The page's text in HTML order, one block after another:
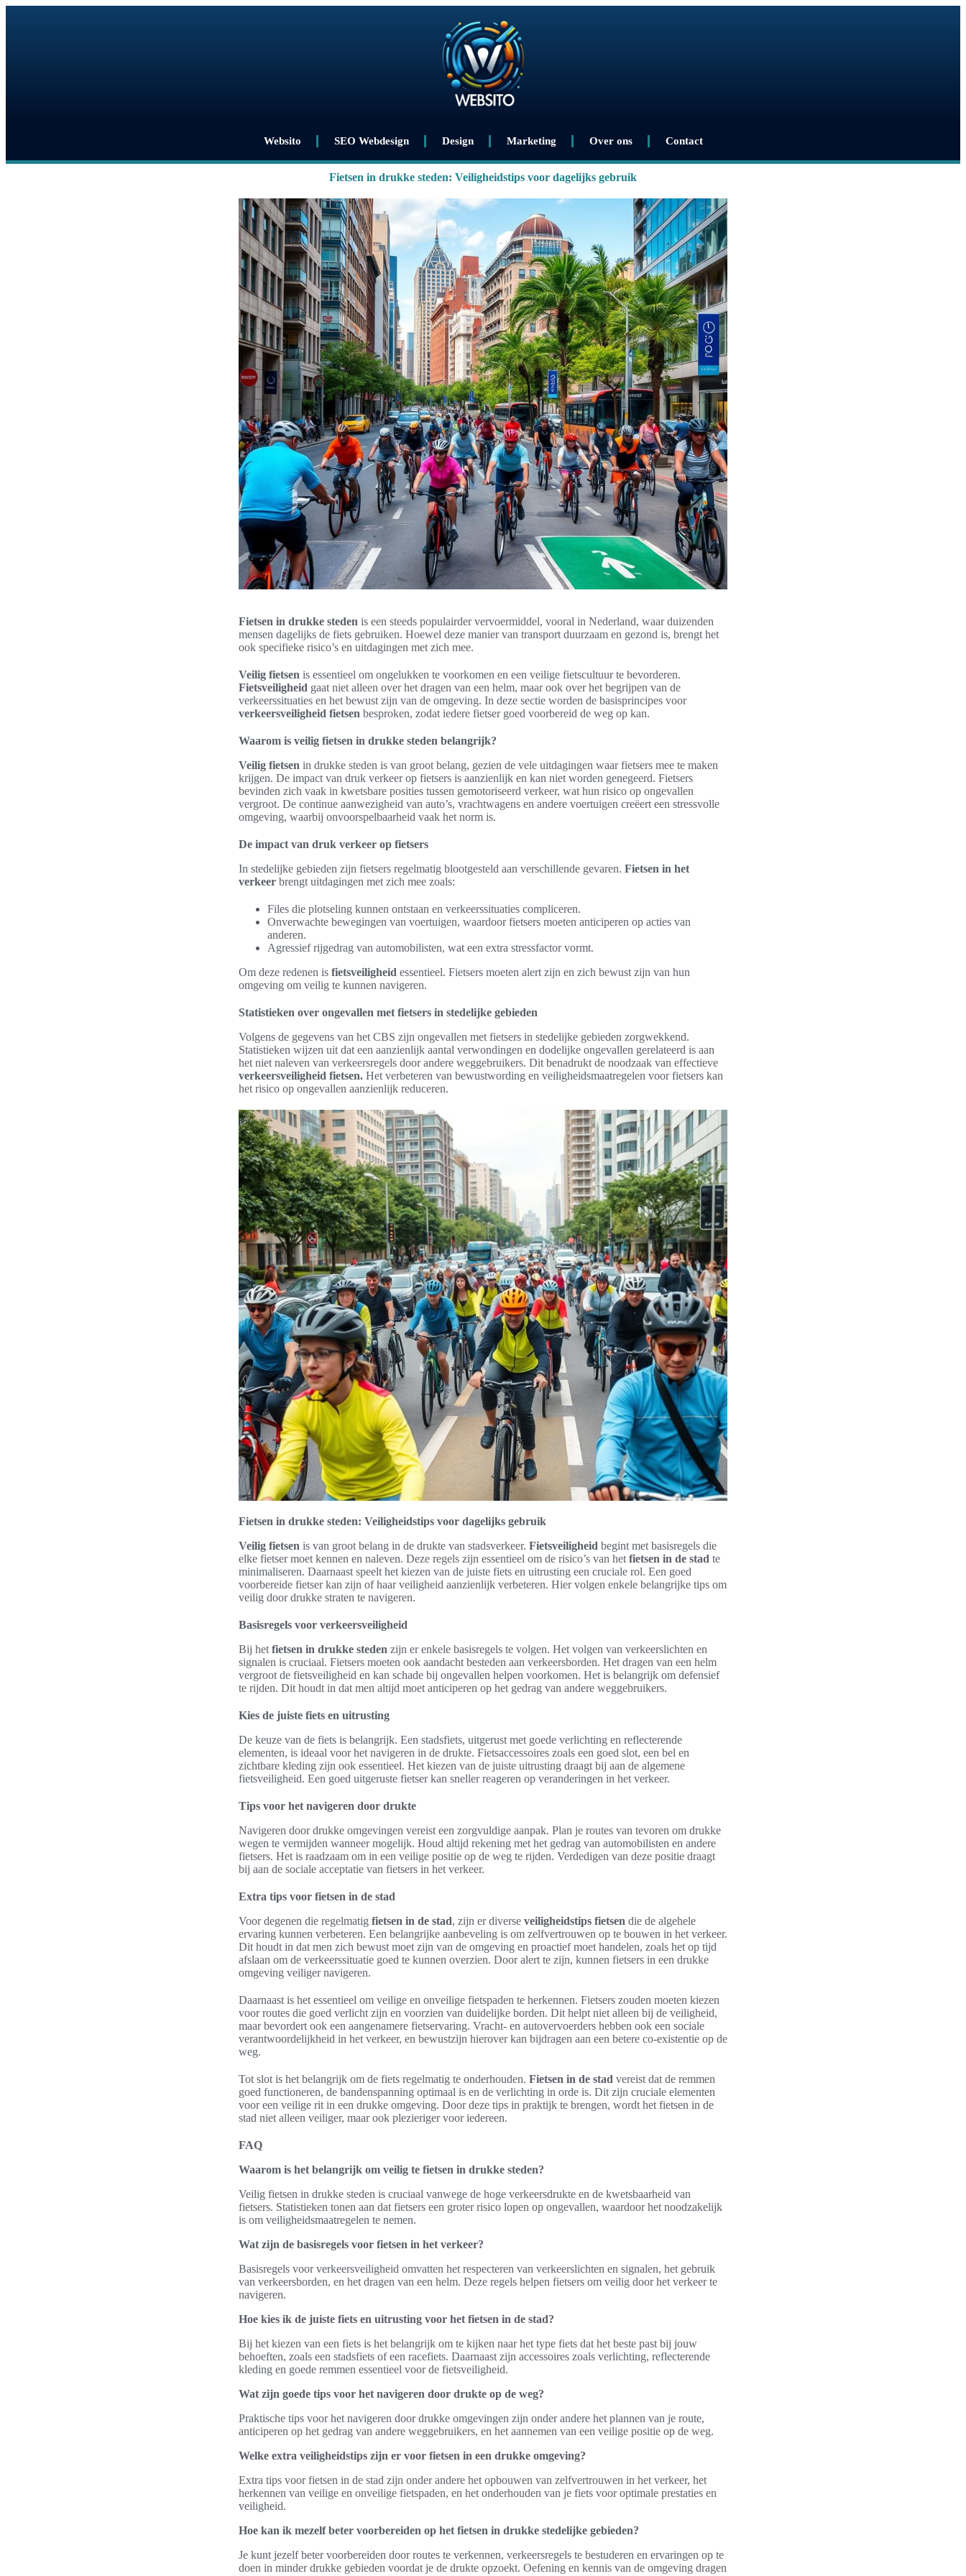
Websito SEO Webdesign Design Marketing Over ons Contact
Fietsen in drukke steden: Veiligheidstips voor dagelijks gebruik
Fietsen in drukke steden is een steeds populairder vervoermiddel, vooral in Nederland, waar duizenden
mensen dagelijks de fiets gebruiken. Hoewel deze manier van transport duurzaam en gezond is, brengt het
ook specifieke risico’s en uitdagingen met zich mee.
Veilig fietsen is essentieel om ongelukken te voorkomen en een veilige fietscultuur te bevorderen.
Fietsveiligheid gaat niet alleen over het dragen van een helm, maar ook over het begrijpen van de
verkeerssituaties en het bewust zijn van de omgeving. In deze sectie worden de basisprincipes voor
verkeersveiligheid fietsen besproken, zodat iedere fietser goed voorbereid de weg op kan.
Waarom is veilig fietsen in drukke steden belangrijk?
Veilig fietsen in drukke steden is van groot belang, gezien de vele uitdagingen waar fietsers mee te maken
krijgen. De impact van druk verkeer op fietsers is aanzienlijk en kan niet worden genegeerd. Fietsers
bevinden zich vaak in kwetsbare posities tussen gemotoriseerd verkeer, wat hun risico op ongevallen
vergroot. De continue aanwezigheid van auto’s, vrachtwagens en andere voertuigen creëert een stressvolle
omgeving, waarbij onvoorspelbaarheid vaak het norm is.
De impact van druk verkeer op fietsers
In stedelijke gebieden zijn fietsers regelmatig blootgesteld aan verschillende gevaren. Fietsen in het
verkeer brengt uitdagingen met zich mee zoals:
Files die plotseling kunnen ontstaan en verkeerssituaties compliceren.
Onverwachte bewegingen van voertuigen, waardoor fietsers moeten anticiperen op acties van
anderen.
Agressief rijgedrag van automobilisten, wat een extra stressfactor vormt.
Om deze redenen is fietsveiligheid essentieel. Fietsers moeten alert zijn en zich bewust zijn van hun
omgeving om veilig te kunnen navigeren.
Statistieken over ongevallen met fietsers in stedelijke gebieden
Volgens de gegevens van het CBS zijn ongevallen met fietsers in stedelijke gebieden zorgwekkend.
Statistieken wijzen uit dat een aanzienlijk aantal verwondingen en dodelijke ongevallen gerelateerd is aan
het niet naleven van verkeersregels door andere weggebruikers. Dit benadrukt de noodzaak van effectieve
verkeersveiligheid fietsen. Het verbeteren van bewustwording en veiligheidsmaatregelen voor fietsers kan
het risico op ongevallen aanzienlijk reduceren.
Fietsen in drukke steden: Veiligheidstips voor dagelijks gebruik
Veilig fietsen is van groot belang in de drukte van stadsverkeer. Fietsveiligheid begint met basisregels die
elke fietser moet kennen en naleven. Deze regels zijn essentieel om de risico’s van het fietsen in de stad te
minimaliseren. Daarnaast speelt het kiezen van de juiste fiets en uitrusting een cruciale rol. Een goed
voorbereide fietser kan zijn of haar veiligheid aanzienlijk verbeteren. Hier volgen enkele belangrijke tips om
veilig door drukke straten te navigeren.
Basisregels voor verkeersveiligheid
Bij het fietsen in drukke steden zijn er enkele basisregels te volgen. Het volgen van verkeerslichten en
signalen is cruciaal. Fietsers moeten ook aandacht besteden aan verkeersborden. Het dragen van een helm
vergroot de fietsveiligheid en kan schade bij ongevallen helpen voorkomen. Het is belangrijk om defensief
te rijden. Dit houdt in dat men altijd moet anticiperen op het gedrag van andere weggebruikers.
Kies de juiste fiets en uitrusting
De keuze van de fiets is belangrijk. Een stadsfiets, uitgerust met goede verlichting en reflecterende
elementen, is ideaal voor het navigeren in de drukte. Fietsaccessoires zoals een goed slot, een bel en
zichtbare kleding zijn ook essentieel. Het kiezen van de juiste uitrusting draagt bij aan de algemene
fietsveiligheid. Een goed uitgeruste fietser kan sneller reageren op veranderingen in het verkeer.
Tips voor het navigeren door drukte
Navigeren door drukke omgevingen vereist een zorgvuldige aanpak. Plan je routes van tevoren om drukke
wegen te vermijden wanneer mogelijk. Houd altijd rekening met het gedrag van automobilisten en andere
fietsers. Het is raadzaam om in een veilige positie op de weg te rijden. Verdedigen van deze positie draagt
bij aan de sociale acceptatie van fietsers in het verkeer.
Extra tips voor fietsen in de stad
Voor degenen die regelmatig fietsen in de stad, zijn er diverse veiligheidstips fietsen die de algehele
ervaring kunnen verbeteren. Een belangrijke aanbeveling is om zelfvertrouwen op te bouwen in het verkeer.
Dit houdt in dat men zich bewust moet zijn van de omgeving en proactief moet handelen, zoals het op tijd
afslaan om de verkeerssituatie goed te kunnen overzien. Door alert te zijn, kunnen fietsers in een drukke
omgeving veiliger navigeren.
Daarnaast is het essentieel om veilige en onveilige fietspaden te herkennen. Fietsers zouden moeten kiezen
voor routes die goed verlicht zijn en voorzien van duidelijke borden. Dit helpt niet alleen bij de veiligheid,
maar bevordert ook een aangenamere fietservaring. Vracht- en autovervoerders hebben ook een sociale
verantwoordelijkheid in het verkeer, en bewustzijn hierover kan bijdragen aan een betere co-existentie op de
weg.
Tot slot is het belangrijk om de fiets regelmatig te onderhouden. Fietsen in de stad vereist dat de remmen
goed functioneren, de bandenspanning optimaal is en de verlichting in orde is. Dit zijn cruciale elementen
voor een veilige rit in een drukke omgeving. Door deze tips in praktijk te brengen, wordt het fietsen in de
stad niet alleen veiliger, maar ook plezieriger voor iedereen.
FAQ
Waarom is het belangrijk om veilig te fietsen in drukke steden?
Veilig fietsen in drukke steden is cruciaal vanwege de hoge verkeersdrukte en de kwetsbaarheid van
fietsers. Statistieken tonen aan dat fietsers een groter risico lopen op ongevallen, waardoor het noodzakelijk
is om veiligheidsmaatregelen te nemen.
Wat zijn de basisregels voor fietsen in het verkeer?
Basisregels voor verkeersveiligheid omvatten het respecteren van verkeerslichten en signalen, het gebruik
van verkeersborden, en het dragen van een helm. Deze regels helpen fietsers om veilig door het verkeer te
navigeren.
Hoe kies ik de juiste fiets en uitrusting voor het fietsen in de stad?
Bij het kiezen van een fiets is het belangrijk om te kijken naar het type fiets dat het beste past bij jouw
behoeften, zoals een stadsfiets of een racefiets. Daarnaast zijn accessoires zoals verlichting, reflecterende
kleding en goede remmen essentieel voor de fietsveiligheid.
Wat zijn goede tips voor het navigeren door drukte op de weg?
Praktische tips voor het navigeren door drukke omgevingen zijn onder andere het plannen van je route,
anticiperen op het gedrag van andere weggebruikers, en het aannemen van een veilige positie op de weg.
Welke extra veiligheidstips zijn er voor fietsen in een drukke omgeving?
Extra tips voor fietsen in de stad zijn onder andere het opbouwen van zelfvertrouwen in het verkeer, het
herkennen van veilige en onveilige fietspaden, en het onderhouden van je fiets voor optimale prestaties en
veiligheid.
Hoe kan ik mezelf beter voorbereiden op het fietsen in drukke stedelijke gebieden?
Je kunt jezelf beter voorbereiden door routes te verkennen, verkeersregels te bestuderen en ervaringen op te
doen in minder drukke gebieden voordat je de drukte opzoekt. Oefening en kennis van de omgeving dragen